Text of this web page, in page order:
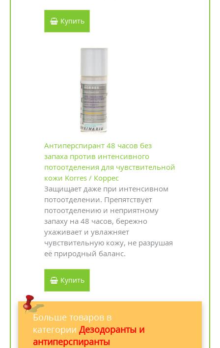
Купить
Антиперспирант 48 часов без
запаха против интенсивного
потоотделения для чувствительной
кожи Korres / Коррес
Защищает даже при интенсивном
потоотделении. Препятствует
потоотделению и неприятному
запаху на 48 часов, бережно
ухаживает и увлажняет
чувствительную кожу, не разрушая
её природный баланс.
Купить
Больше товаров в
категории Дезодоранты и
антиперспиранты